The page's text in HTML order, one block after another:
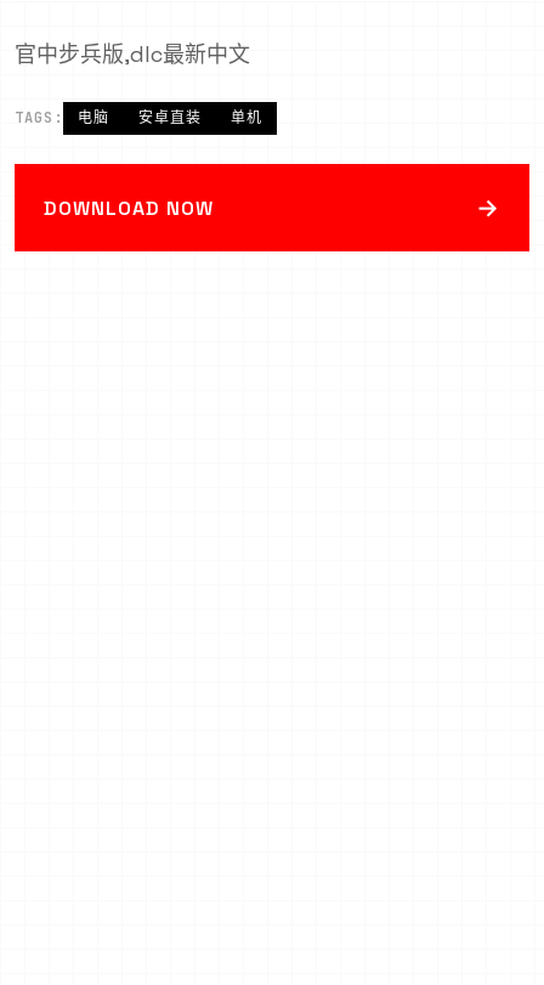
官中步兵版,dlc最新中文
TAGS: 电脑 安卓直装 单机
DOWNLOAD NOW →